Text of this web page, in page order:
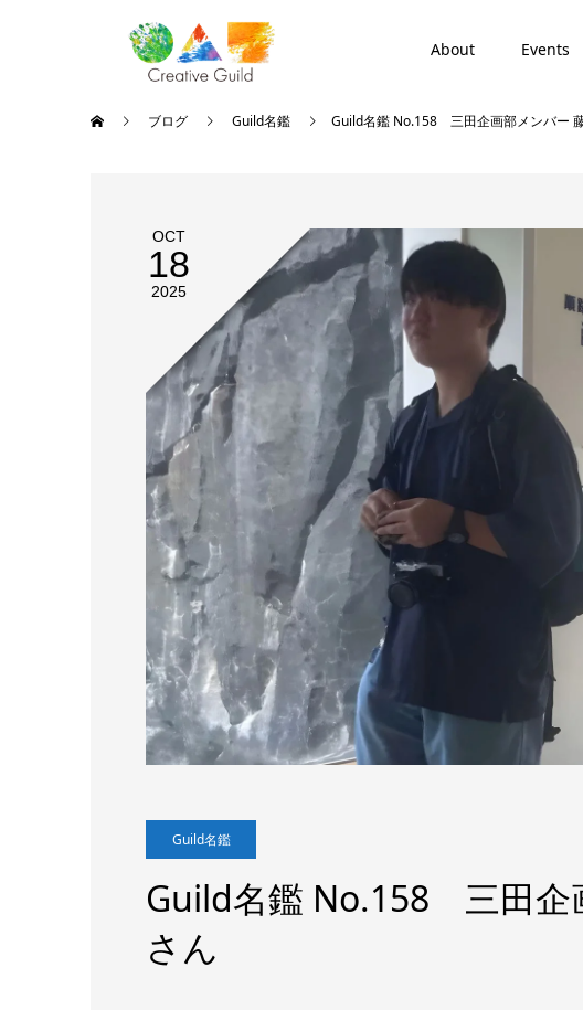
About Events
ブログ Guild名鑑 Guild名鑑 No.158 三田企画部メンバー
OCT
18
2025
Guild名鑑
Guild名鑑 No.158 三田企
さん